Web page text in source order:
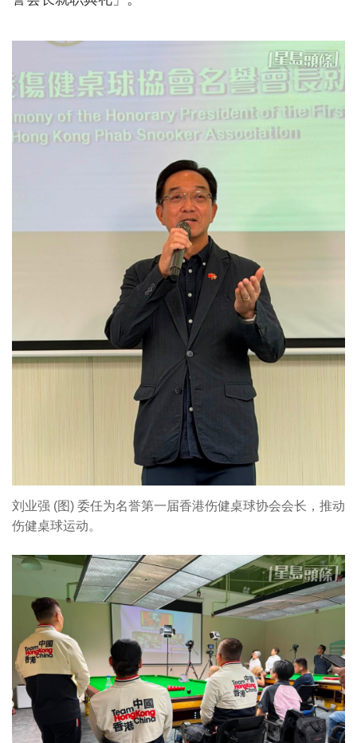
刘业强 (图) 委任为名誉第一届香港伤健桌球协会会长，推动
伤健桌球运动。